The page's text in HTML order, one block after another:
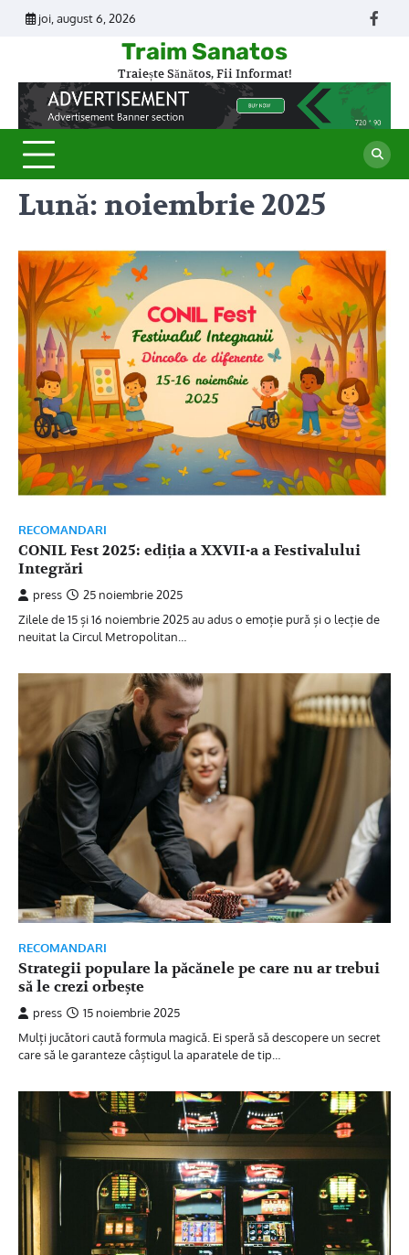
Skip
joi, august 6, 2026
Traim Sanatos
Traiește Sănătos, Fii Informat!
Lună: noiembrie 2025
RECOMANDARI
CONIL Fest 2025: ediția a XXVII-a a Festivalului
Integrări
press
25 noiembrie 2025
Zilele de 15 și 16 noiembrie 2025 au adus o emoție pură și o lecție de
neuitat la Circul Metropolitan…
RECOMANDARI
Strategii populare la păcănele pe care nu ar trebui
să le crezi orbește
press
15 noiembrie 2025
Mulți jucători caută formula magică. Ei speră să descopere un secret
care să le garanteze câștigul la aparatele de tip…